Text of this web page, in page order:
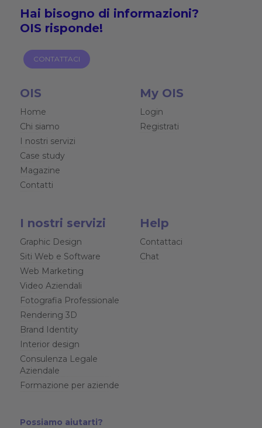
Hai bisogno di informazioni?
OIS risponde!
CONTATTACI
OIS
Home
Chi siamo
I nostri servizi
Case study
Magazine
Contatti
My OIS
Login
Registrati
I nostri servizi
Graphic Design
Siti Web e Software
Web Marketing
Video Aziendali
Fotografia Professionale
Rendering 3D
Brand Identity
Interior design
Consulenza Legale
Aziendale
Formazione per aziende
Help
Contattaci
Chat
Possiamo aiutarti?